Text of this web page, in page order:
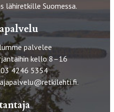
lähiretkille Suomessa.
palvelee
kello 8–16
4246 5354
.